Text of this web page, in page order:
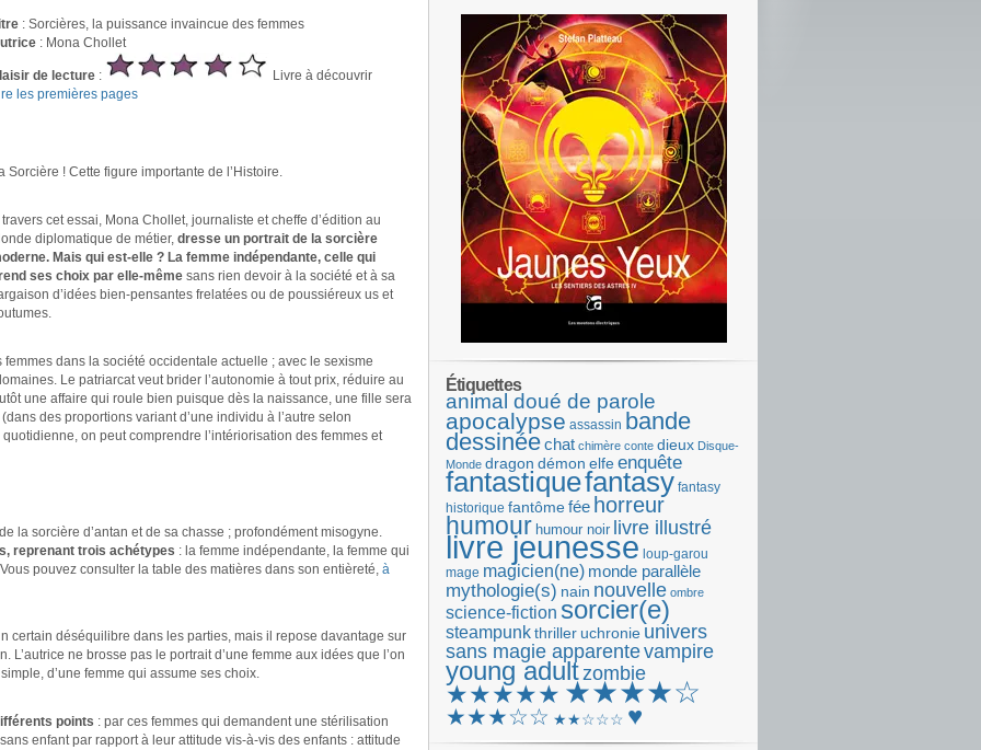
: Sorcières, la puissance invaincue des femmes
: Mona Chollet
de lecture :
Livre à découvrir
les premières pages
Sorcière ! Cette figure importante de l’Histoire.
travers cet essai, Mona Chollet, journaliste et cheffe d’édition au
diplomatique de métier, dresse un portrait de la sorcière
Mais qui est-elle ? La femme indépendante, celle qui
ses choix par elle-même sans rien devoir à la société et à sa
d’idées bien-pensantes frelatées ou de poussiéreux us et
dans la société occidentale actuelle ; avec le sexisme
Le patriarcat veut brider l’autonomie à tout prix, réduire au
une affaire qui roule bien puisque dès la naissance, une fille sera
des proportions variant d’une individu à l’autre selon
on peut comprendre l’intériorisation des femmes et
la sorcière d’antan et de sa chasse ; profondément misogyne.
reprenant trois achétypes : la femme indépendante, la femme qui
pouvez consulter la table des matières dans son entièreté, à
certain déséquilibre dans les parties, mais il repose davantage sur
L’autrice ne brosse pas le portrait d’une femme aux idées que l’on
d’une femme qui assume ses choix.
points : par ces femmes qui demandent une stérilisation
enfant par rapport à leur attitude vis-à-vis des enfants : attitude
Étiquettes
animal doué de parole
apocalypse assassin bande
dessinéechat chimère conte dieux Disque-
Monde dragon démon elfeenquête
fantastiquefantasy fantasy
historique fantômefée horreur
humour humour noir livre illustré
livre jeunesse loup-garou
mage magicien(ne) monde parallèle
mythologie(s) nain nouvelle ombre
science-fiction sorcier(e)
steampunkthriller uchronie univers
sans magie apparentevampire
young adultzombie
★★★★★ ★★★★☆
★★★☆☆ ★★☆☆☆ ♥